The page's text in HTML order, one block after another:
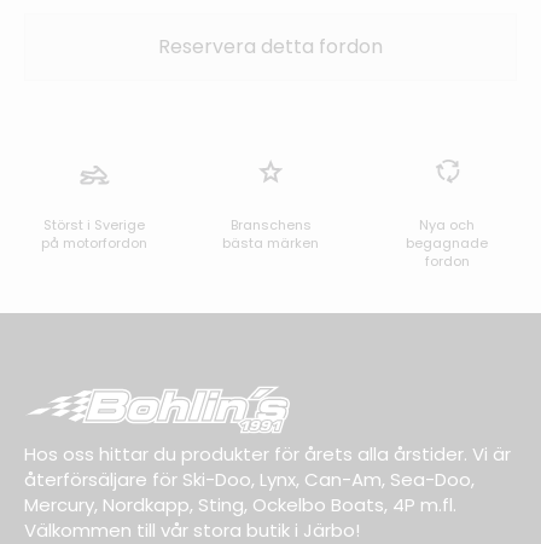
Störst i Sverige
på motorfordon
Branschens
bästa märken
Nya och
begagnade
fordon
Hos oss hittar du produkter för årets alla årstider. Vi är
återförsäljare för Ski-Doo, Lynx, Can-Am, Sea-Doo,
Mercury, Nordkapp, Sting, Ockelbo Boats, 4P m.fl.
Välkommen till vår stora butik i Järbo!